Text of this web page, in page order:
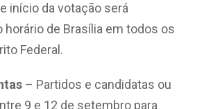
início da votação será
de Brasília em todos os
Federal.
– Partidos e candidatas ou
9 e 12 de setembro para